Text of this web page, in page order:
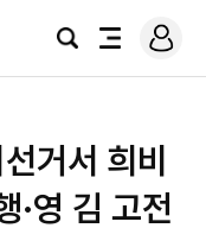
검
전
로
그
거서 희비
·영 김 고전